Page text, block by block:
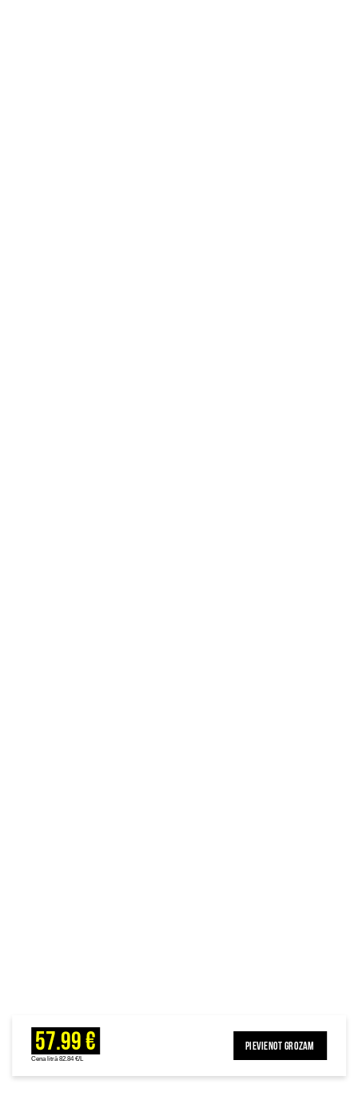
57.99 €
Cena litrā 82.84 €/L
PIEVIENOT GROZAM